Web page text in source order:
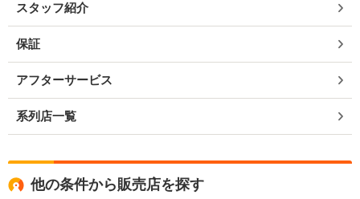
スタッフ紹介
保証
アフターサービス
系列店一覧
他の条件から販売店を探す